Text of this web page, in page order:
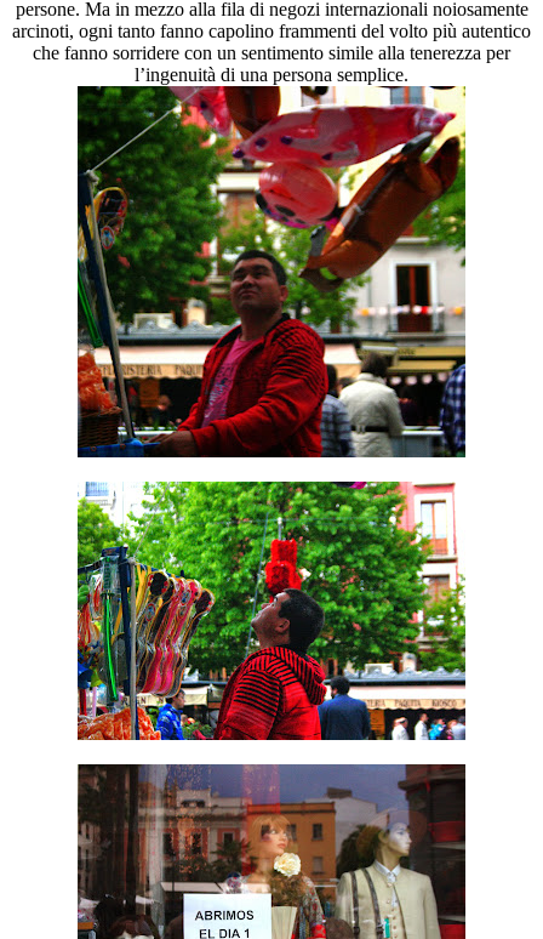
persone. Ma in mezzo alla fila di negozi internazionali noiosamente
arcinoti, ogni tanto fanno capolino frammenti del volto più autentico
che fanno sorridere con un sentimento simile alla tenerezza per
l’ingenuità di una persona semplice.